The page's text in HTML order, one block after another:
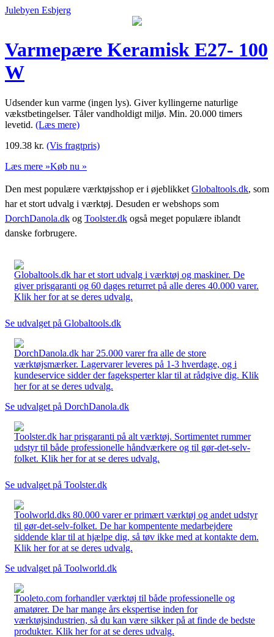
Julebyen Esbjerg
Varmepære Keramisk E27- 100
W
Udsender kun varme (ingen lys). Giver kyllingerne naturlige
vækstbetingelser. Tåler vandholdigt miljø. Min. 20.000 timers
levetid. (Læs mere)
109.38 kr. (Vis fragtpris)
Læs mere »Køb nu »
Den mest populære værktøjsshop er i øjeblikket Globaltools.dk, som
har et stort udvalg i værktøj. Desuden er webshops som
DorchDanola.dk og Toolster.dk også meget populære iblandt
danske forbrugere.
Globaltools.dk har et stort udvalg i værktøj og maskiner. De
giver prisgaranti og 60 dages returret på alle deres 40.000 varer.
Klik her for at se deres udvalg.
Se udvalget på Globaltools.dk
DorchDanola.dk har 25.000 varer fra alle de store
værktøjsmærker. Lagervarer leveres på 1-3 hverdage, og i
kundeservice sidder der fageksperter klar til at rådgive dig. Klik
her for at se deres udvalg.
Se udvalget på DorchDanola.dk
Toolster.dk har prisgaranti på alt værktøj. Sortimentet rummer
udstyr til både professionelle håndværkere og til gør-det-selv-
folket. Klik her for at se deres udvalg.
Se udvalget på Toolster.dk
Toolworld.dks 80.000 varer er primært værktøj og andet udstyr
til gør-det-selv-folket. De har kompentente medarbejdere
siddende klar til at hjælpe dig, så tøv ikke med at kontakte dem.
Klik her for at se deres udvalg.
Se udvalget på Toolworld.dk
Tooleto.com forhandler værktøj til både professionelle og
amatører. De har mange års ekspertise inden for
værktøjsindustrien, så du kan være sikker på at finde de bedste
produkter. Klik her for at se deres udvalg.